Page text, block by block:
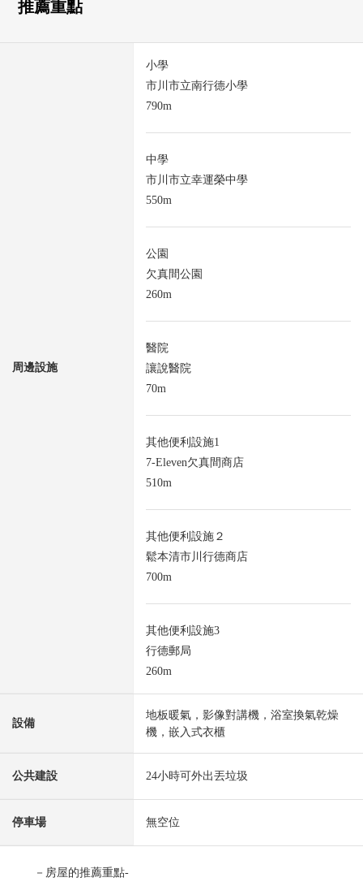
推薦重點
周邊設施
小學
市川市立南行德小學
790m
中學
市川市立幸運榮中學
550m
公園
欠真間公園
260m
醫院
讓說醫院
70m
其他便利設施1
7-Eleven欠真間商店
510m
其他便利設施２
鬆本清市川行德商店
700m
其他便利設施3
行德郵局
260m
設備
地板暖氣，影像對講機，浴室換氣乾燥
機，嵌入式衣櫃
公共建設 24小時可外出丟垃圾
停車場 無空位
－房屋的推薦重點-